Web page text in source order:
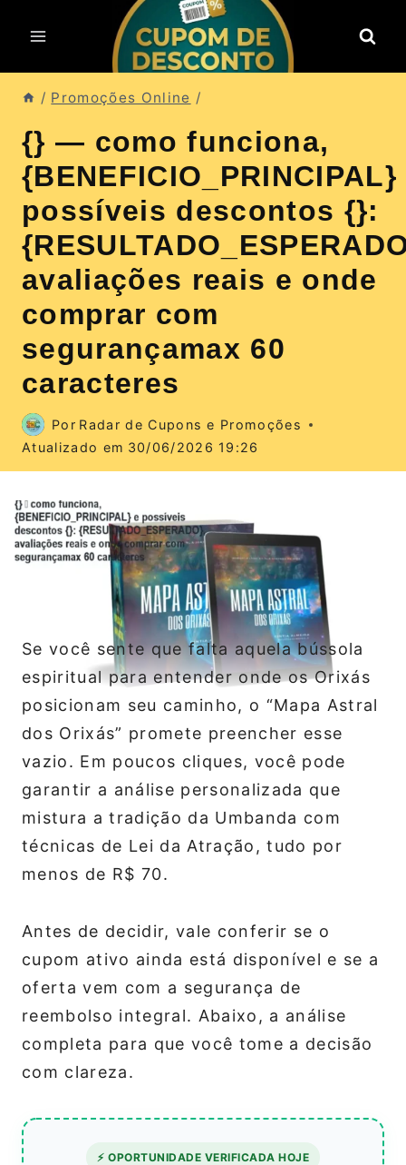
para
o
Conteúdo
/ Promoções Online /
{} — como funciona,
{BENEFICIO_PRINCIPAL}
possíveis descontos {}:
avaliações reais e onde
comprar com
segurançamax 60
caracteres
Por Radar de Cupons e Promoções
Atualizado em 30/06/2026 19:26
Se você sente que falta aquela bússola
espiritual para entender onde os Orixás
posicionam seu caminho, o “Mapa Astral
dos Orixás” promete preencher esse
vazio. Em poucos cliques, você pode
garantir a análise personalizada que
mistura a tradição da Umbanda com
técnicas de Lei da Atração, tudo por
menos de R$ 70.
Antes de decidir, vale conferir se o
cupom ativo ainda está disponível e se a
oferta vem com a segurança de
reembolso integral. Abaixo, a análise
completa para que você tome a decisão
com clareza.
⚡ OPORTUNIDADE VERIFICADA HOJE